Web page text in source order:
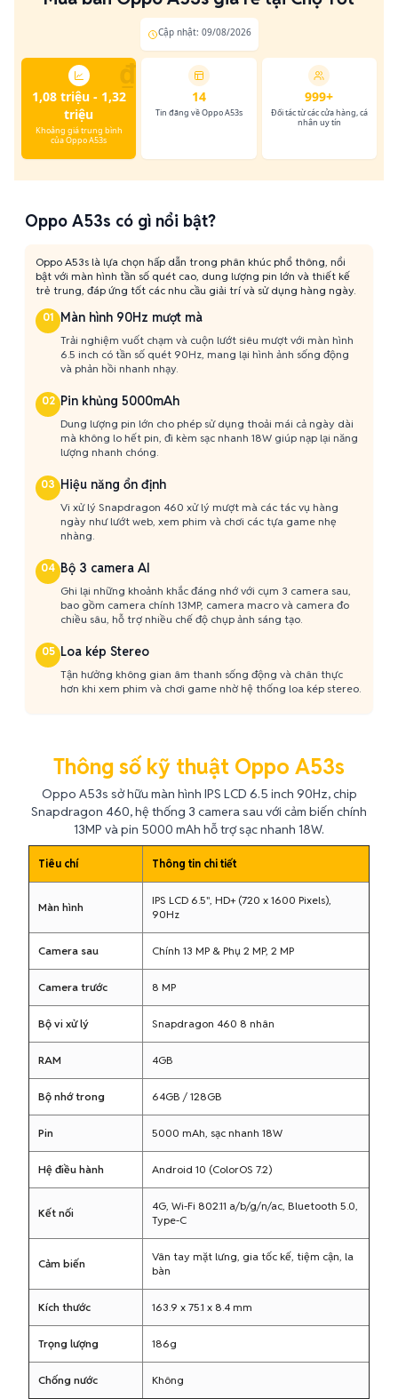
Cập nhật: 09/08/2026
₫
1,08 triệu - 1,32
triệu
Khoảng giá trung bình
của Oppo A53s
14
Tin đăng về Oppo A53s
999+
Đối tác từ các cửa hàng, cá
nhân uy tín
Oppo A53s có gì nổi bật?
Oppo A53s là lựa chọn hấp dẫn trong phân khúc phổ thông, nổi
bật với màn hình tần số quét cao, dung lượng pin lớn và thiết kế
trẻ trung, đáp ứng tốt các nhu cầu giải trí và sử dụng hàng ngày.
01 Màn hình 90Hz mượt mà
Trải nghiệm vuốt chạm và cuộn lướt siêu mượt với màn hình
6.5 inch có tần số quét 90Hz, mang lại hình ảnh sống động
và phản hồi nhanh nhạy.
02 Pin khủng 5000mAh
Dung lượng pin lớn cho phép sử dụng thoải mái cả ngày dài
mà không lo hết pin, đi kèm sạc nhanh 18W giúp nạp lại năng
lượng nhanh chóng.
03 Hiệu năng ổn định
Vi xử lý Snapdragon 460 xử lý mượt mà các tác vụ hàng
ngày như lướt web, xem phim và chơi các tựa game nhẹ
nhàng.
04 Bộ 3 camera AI
Ghi lại những khoảnh khắc đáng nhớ với cụm 3 camera sau,
bao gồm camera chính 13MP, camera macro và camera đo
chiều sâu, hỗ trợ nhiều chế độ chụp ảnh sáng tạo.
05 Loa kép Stereo
Tận hưởng không gian âm thanh sống động và chân thực
hơn khi xem phim và chơi game nhờ hệ thống loa kép stereo.
Thông số kỹ thuật Oppo A53s
Oppo A53s sở hữu màn hình IPS LCD 6.5 inch 90Hz, chip
Snapdragon 460, hệ thống 3 camera sau với cảm biến chính
13MP và pin 5000 mAh hỗ trợ sạc nhanh 18W.
Tiêu chí Thông tin chi tiết
Màn hình
IPS LCD 6.5", HD+ (720 x 1600 Pixels),
90Hz
Camera sau Chính 13 MP & Phụ 2 MP, 2 MP
Camera trước 8 MP
Bộ vi xử lý Snapdragon 460 8 nhân
RAM 4GB
Bộ nhớ trong 64GB / 128GB
Pin 5000 mAh, sạc nhanh 18W
Hệ điều hành Android 10 (ColorOS 7.2)
Kết nối
4G, Wi-Fi 802.11 a/b/g/n/ac, Bluetooth 5.0,
Type-C
Cảm biến
Vân tay mặt lưng, gia tốc kế, tiệm cận, la
bàn
Kích thước 163.9 x 75.1 x 8.4 mm
Trọng lượng 186g
Chống nước Không